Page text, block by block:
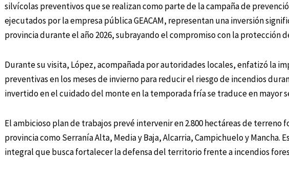
silvícolas preventivos que se realizan como parte de la campaña de
ejecutados por la empresa pública GEACAM, representan una inversión
provincia durante el año 2026, subrayando el compromiso con la protección
Durante su visita, López, acompañada por autoridades locales, enfatizó la
preventivas en los meses de invierno para reducir el riesgo de incendios
invertido en el cuidado del monte en la temporada fría se traduce en mayor
El ambicioso plan de trabajos prevé intervenir en 2.800 hectáreas de terreno
provincia como Serranía Alta, Media y Baja, Alcarria, Campichuelo y Mancha.
integral que busca fortalecer la defensa del territorio frente a incendios